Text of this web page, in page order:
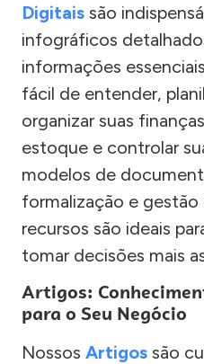
Digitais são
infográficos
informações
fácil de entender,
organizar suas
estoque e controlar
modelos de
formalização e gestão
recursos são ideais
tomar decisões mais
Artigos:
para o Seu Negócio
Nossos Artigos são